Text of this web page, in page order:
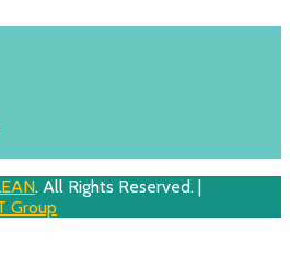
. All Rights Reserved. |
Group